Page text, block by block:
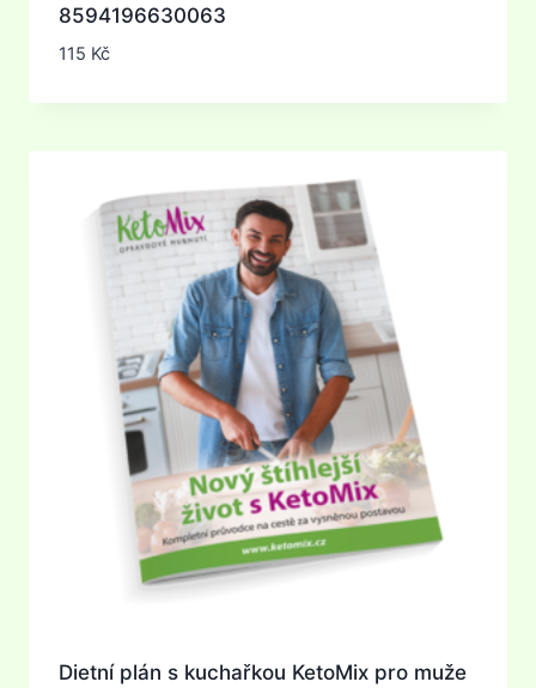
8594196630063
115 Kč
Dietní plán s kuchařkou KetoMix pro muže